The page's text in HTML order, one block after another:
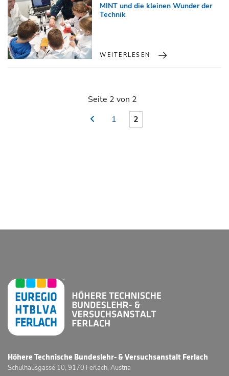
MINT und die kleinen Wunder der
Technik
WEITERLESEN
Seite 2 von 2
1
2
Höhere Technische Bundeslehr- & Versuchsanstalt Ferlach
Schulhausgasse 10, 9170 Ferlach, Austria